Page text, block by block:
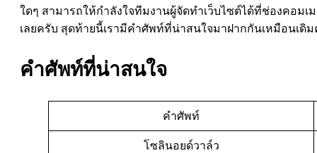
ใดๆ สามารถให้กำลังใจทีมงานผู้จัดทำเว็บไซต์ได้ที่ช่องคอม
เลยครับ สุดท้ายนี้เรามีคำศัพท์ที่น่าสนใจมาฝากกันเหมือนเดิ
คำศัพท์ที่น่าสนใจ
คำศัพท์
โซลินอยด์วาล์ว